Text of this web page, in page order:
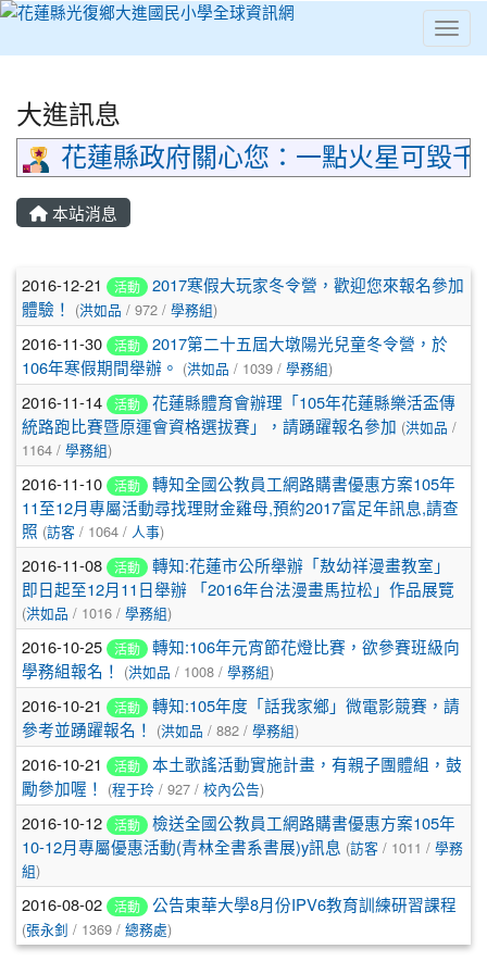
⏸
大進訊息
花蓮縣政府關心您：一點火星可毀
本站消息
文章列表
2016-12-21 活動
2017寒假大玩家冬令營，歡迎您來報名參加
體驗！ (洪如品 / 972 / 學務組)
2016-11-30 活動
2017第二十五屆大墩陽光兒童冬令營，於
106年寒假期間舉辦。 (洪如品 / 1039 / 學務組)
2016-11-14 活動
花蓮縣體育會辦理「105年花蓮縣樂活盃傳
統路跑比賽暨原運會資格選拔賽」，請踴躍報名參加 (洪如品 /
1164 / 學務組)
2016-11-10 活動
轉知全國公教員工網路購書優惠方案105年
11至12月專屬活動尋找理財金雞母,預約2017富足年訊息,請查
照 (訪客 / 1064 / 人事)
2016-11-08 活動
轉知:花蓮市公所舉辦「敖幼祥漫畫教室」
即日起至12月11日舉辦 「2016年台法漫畫馬拉松」作品展覽
(洪如品 / 1016 / 學務組)
2016-10-25 活動
轉知:106年元宵節花燈比賽，欲參賽班級向
學務組報名！ (洪如品 / 1008 / 學務組)
2016-10-21 活動
轉知:105年度「話我家鄉」微電影競賽，請
參考並踴躍報名！ (洪如品 / 882 / 學務組)
2016-10-21 活動
本土歌謠活動實施計畫，有親子團體組，鼓
勵參加喔！ (程于玲 / 927 / 校內公告)
2016-10-12 活動
檢送全國公教員工網路購書優惠方案105年
10-12月專屬優惠活動(青林全書系書展)y訊息 (訪客 / 1011 / 學務
組)
2016-08-02 活動 公告東華大學8月份IPV6教育訓練研習課程
(張永釗 / 1369 / 總務處)